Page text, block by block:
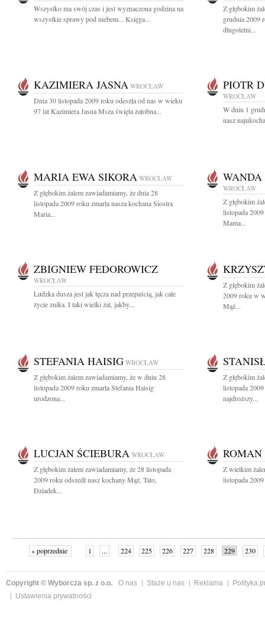
Wszystko ma swój czas i jest wyznaczona godzina na
wszystkie sprawy pod niebem... Księga...
Z głębokim
grudnia 2009
długoletni...
KAZIMIERA JASNA WROCŁAW
Dnia 30 listopada 2009 roku odeszła od nas w wieku
97 lat Kazimiera Jasna Msza święta żałobna...
PIOTR
WROCŁAW
W dniu 1
nasz
MARIA EWA SIKORA WROCŁAW
Z głębokim żalem zawiadamiamy, że dnia 28
listopada 2009 roku zmarła nasza kochana Siostra
Maria...
WROCŁAW
Z głębokim
listopada 2009
Mama...
ZBIGNIEW FEDOROWICZ
WROCŁAW
Ludzka dusza jest jak tęcza nad przepaścią, jak całe
życie znika. I taki wielki żal, jakby...
Z głębokim
2009 roku w
Mąż...
STEFANIA HAISIG WROCŁAW
Z głębokim żalem zawiadamiamy, że w dniu 28
listopada 2009 roku zmarła Stefania Haisig
urodzona...
Z głębokim
listopada
najdroższy...
LUCJAN ŚCIEBURA WROCŁAW
Z głębokim żalem zawiadamiamy, że 28 listopada
2009 roku odszedł nasz kochany Mąż, Tato,
Dziadek...
Z wielkim
listopada
« poprzednie 1 ... 224 225 226 227 228 229
230
Copyright © Wyborcza sp. z o.o. O nas Staże u nas Reklama
Polityka
Ustawienia prywatności